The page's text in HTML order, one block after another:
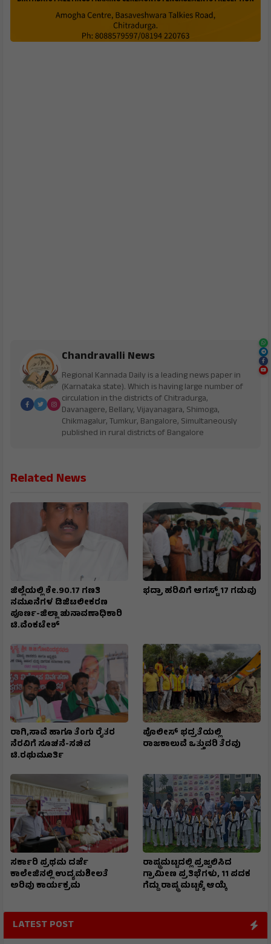
Chandravalli News
Regional Kannada Daily is a leading news paper in
(Karnataka state). Which is having large number of
circulation in the districts of Chitradurga,
Davanagere, Bellary, Vijayanagara, Shimoga,
Chikmagalur, Tumkur, Bangalore, Simultaneously
published in rural districts of Bangalore
Related News
ಜಿಲ್ಲೆಯಲ್ಲಿ ಶೇ.90.17 ಗಣತಿ
ನಮೂನೆಗಳ ಡಿಜಿಟಲೀಕರಣ
ಪೂರ್ಣ-ಜಿಲ್ಲಾ ಚುನಾವಣಾಧಿಕಾರಿ
ಟಿ.ವೆಂಕಟೇಶ್
ಭದ್ರಾ ಹರಿವಿಗೆ ಆಗಸ್ಟ್ 17 ಗಡುವು
ರಾಗಿ,ಸಾವೆ ಹಾಗೂ ತೆಂಗು ರೈತರ
ನೆರವಿಗೆ ಸೂಚನೆ-ಸಚಿವ
ಟಿ.ರಘುಮೂರ್ತಿ
ಪೊಲೀಸ್ ಭದ್ರತೆಯಲ್ಲಿ
ರಾಜಕಾಲುವೆ ಒತ್ತುವರಿ ತೆರವು
ಸರ್ಕಾರಿ ಪ್ರಥಮ ದರ್ಜೆ
ಕಾಲೇಜಿನಲ್ಲಿ ಉದ್ಯಮಶೀಲತೆ
ಅರಿವು ಕಾರ್ಯಕ್ರಮ
ರಾಷ್ಟ್ರಮಟ್ಟದಲ್ಲಿ ಪ್ರಜ್ವಲಿಸಿದ
ಗ್ರಾಮೀಣ ಪ್ರತಿಭೆಗಳು, 11 ಪದಕ
ಗೆದ್ದು ರಾಷ್ಟ್ರ ಮಟ್ಟಕ್ಕೆ ಆಯ್ಕೆ
LATEST POST